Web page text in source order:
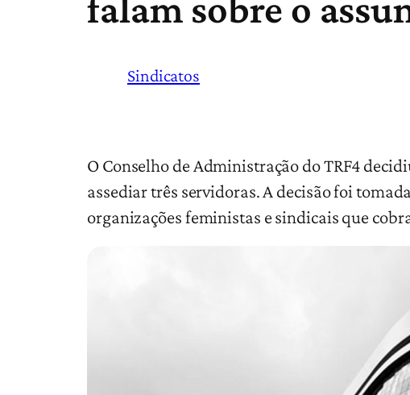
Sindicatos
O Conselho de Administração do TRF4
assediar três servidoras. A decisão foi
organizações feministas e sindicais que